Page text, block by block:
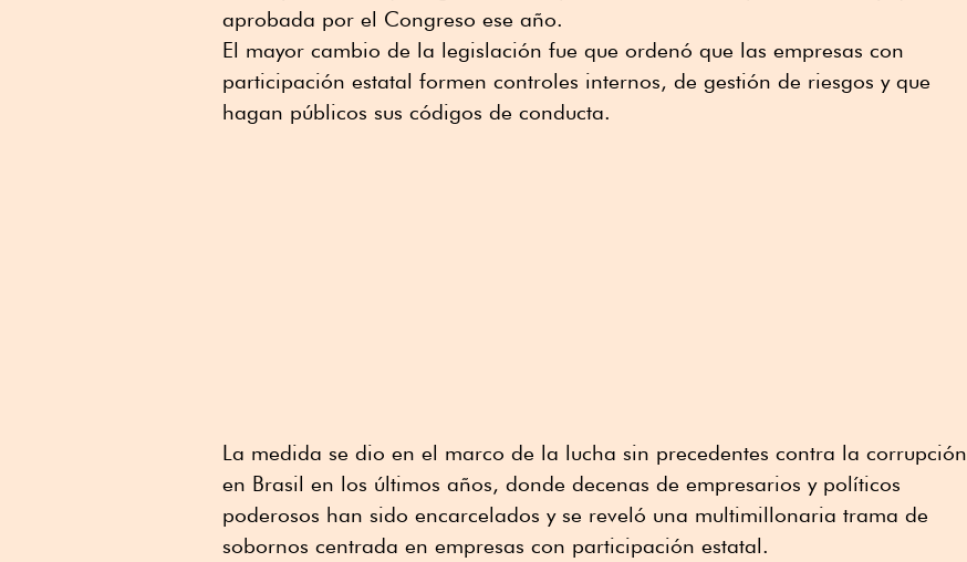
aprobada por el Congreso ese año.
El mayor cambio de la legislación fue que ordenó que las empresas con
participación estatal formen controles internos, de gestión de riesgos y que
hagan públicos sus códigos de conducta.
La medida se dio en el marco de la lucha sin precedentes contra la corrupción
en Brasil en los últimos años, donde decenas de empresarios y políticos
poderosos han sido encarcelados y se reveló una multimillonaria trama de
sobornos centrada en empresas con participación estatal.